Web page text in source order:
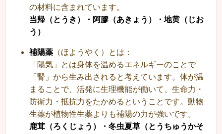
の材料に含まれています。
当帰（とうき）・阿膠（あきょう）・地黄（じお
う）
補陽薬 （ほようやく）とは：
「陽気」とは身体を温めるエネルギーのことで
「腎」から生み出されると考えています。体が温
まることで、活発に生理機能が働いて、生命力・
防衛力・抵抗力をたかめるということです。動物
生薬が植物性生薬よりも補陽の力が強いです。
鹿茸（ろくじょう）・冬虫夏草（とうちゅうかそ